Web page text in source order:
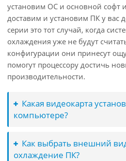
установим ОС и основной софт
доставим и установим ПК у вас
серии это тот случай, когда
охлаждения уже не будут
конфигурации они принесут
помогут процессору достичь
производительности.
Какая видеокарта
компьютере?
Как выбрать внешний
охлаждение ПК?